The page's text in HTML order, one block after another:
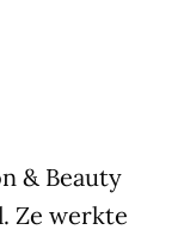
& Beauty
Ze werkte